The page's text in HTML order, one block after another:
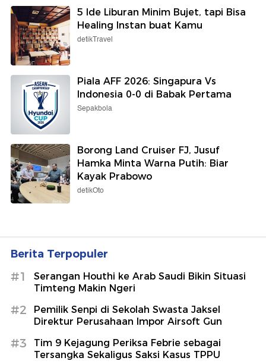
5 Ide Liburan Minim Bujet, tapi Bisa
Healing Instan buat Kamu
detikTravel
Piala AFF 2026: Singapura Vs
Indonesia 0-0 di Babak Pertama
Sepakbola
Borong Land Cruiser FJ, Jusuf
Hamka Minta Warna Putih: Biar
Kayak Prabowo
detikOto
Berita Terpopuler
#1
Serangan Houthi ke Arab Saudi Bikin Situasi
Timteng Makin Ngeri
#2
Pemilik Senpi di Sekolah Swasta Jaksel
Direktur Perusahaan Impor Airsoft Gun
#3
Tim 9 Kejagung Periksa Febrie sebagai
Tersangka Sekaligus Saksi Kasus TPPU